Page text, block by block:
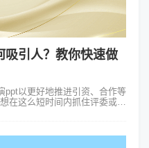
引人？教你快速做
ppt以更好地推进引资、合作等
在这么短时间内抓住评委或投